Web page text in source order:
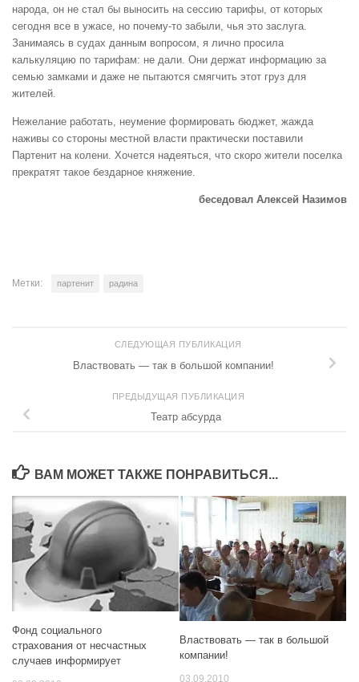
народа, он не стал бы выносить на сессию тарифы, от которых
сегодня все в ужасе, но почему-то забыли, чья это заслуга.
Занимаясь в судах данным вопросом, я лично просила
калькуляцию по тарифам: не дали. Они держат информацию за
семью замками и даже не пытаются смягчить этот груз для
жителей.
Нежелание работать, неумение формировать бюджет, жажда
наживы со стороны местной власти практически поставили
Партенит на колени. Хочется надеяться, что скоро жители поселка
прекратят такое бездарное княжение.
беседовал Алексей Назимов
Метки: партенит радина
СЛЕДУЮЩАЯ ПУБЛИКАЦИЯ
Властвовать — так в большой компании!
ПРЕДЫДУЩАЯ ПУБЛИКАЦИЯ
Театр абсурда
ВАМ МОЖЕТ ТАКЖЕ ПОНРАВИТЬСЯ...
Фонд социального
страхования от несчастных
случаев информирует
Властвовать — так в большой
компании!
03.09.2010